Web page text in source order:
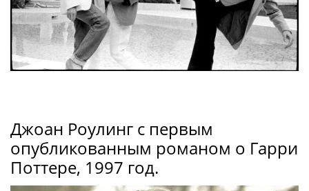
Джоан Poулинг с первым
опубликованным романом о Гарри
Поттере, 1997 год.